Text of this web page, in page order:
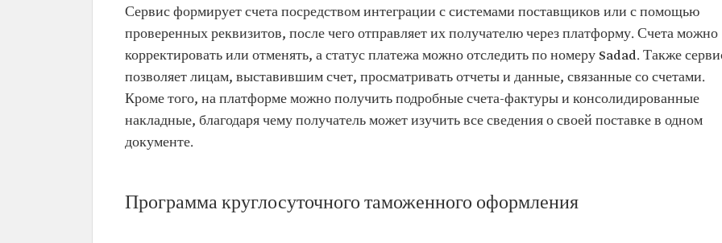
Сервис формирует счета посредством интеграции с системами поставщиков или с помощью
проверенных реквизитов, после чего отправляет их получателю через платформу. Счета можно
корректировать или отменять, а статус платежа можно отследить по номеру Sadad. Также
позволяет лицам, выставившим счет, просматривать отчеты и данные, связанные со счетами.
Кроме того, на платформе можно получить подробные счета-фактуры и консолидированные
накладные, благодаря чему получатель может изучить все сведения о своей поставке в одном
документе.
Программа круглосуточного таможенного оформления